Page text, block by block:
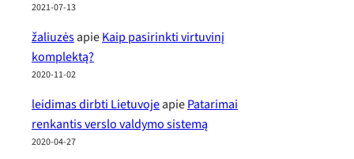
2021-07-13
žaliuzėsapieKaip pasirinkti virtuvinį
komplektą?
2020-11-02
leidimas dirbti LietuvojeapiePatarimai
renkantis verslo valdymo sistemą
2020-04-27